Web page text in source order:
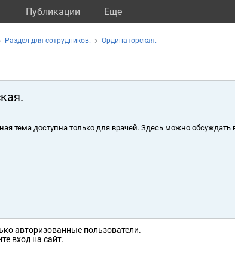
Публикации Eще
Раздел для сотрудников. Ординаторская.
тема доступна только для врачей. Здесь можно обсуждать
авторизованные пользователи.
вход на сайт.